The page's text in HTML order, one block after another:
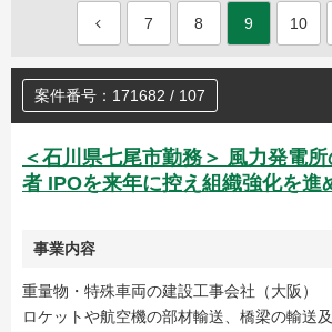
7 8 9 10
案件番号：171682 / 107
＜石川県七尾市勤務＞ 風力発電
者 IPOを来年に控え組織強化を進
事業内容
重量物・特殊車両の建設工事会社（大阪）
ロケットや航空機の部材輸送、橋梁の輸送